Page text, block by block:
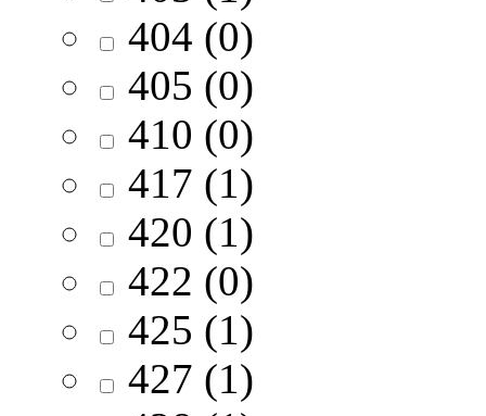
404 (0)
405 (0)
410 (0)
417 (1)
420 (1)
422 (0)
425 (1)
427 (1)